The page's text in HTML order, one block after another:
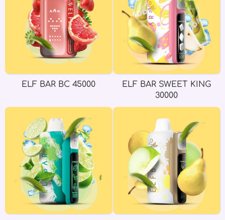
ELF BAR BC 45000
ELF BAR SWEET KING
30000